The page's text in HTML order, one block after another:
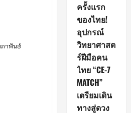
ภาพันธ์
ครั้งแรก
ของไทย!
อุปกรณ์
วิทยาศาสต
ร์ฝีมือคน
ไทย “CE-7
MATCH”
เตรียมเดิน
ทางสู่ดวง